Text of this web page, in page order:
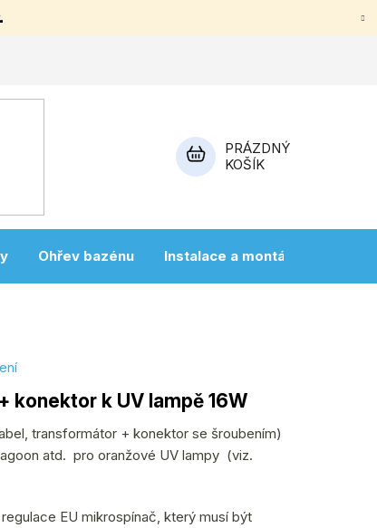
NÁKUPNÍ
PRÁZDNÝ
KOŠÍK
Ohřev bazénu Instalace a montáž
k UV lampě 16W
transformátor + konektor se šroubením)
atd. pro oranžové UV lampy (viz.
EU mikrospínač, který musí být